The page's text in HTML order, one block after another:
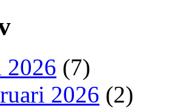
(7)
2026 (2)